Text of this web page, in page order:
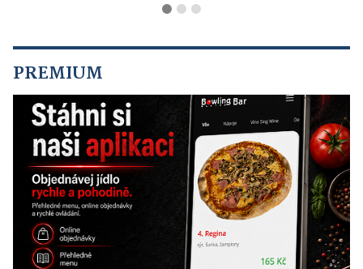
PREMIUM